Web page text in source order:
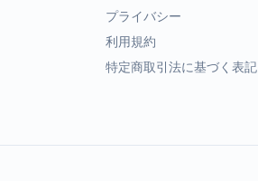
プライバシー
利用規約
特定商取引法に基づく表記